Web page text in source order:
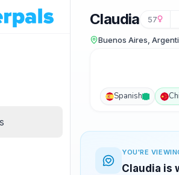
Claudia 57
Buenos Aires,
Spanish
YOU'RE
Claudia is